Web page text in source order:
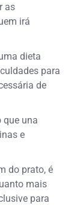
as
irá
dieta
para
de
que una
e
do prato, é
mais
para